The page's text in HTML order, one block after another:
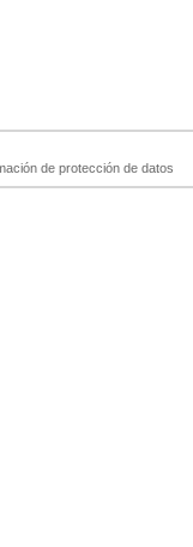
de protección de datos